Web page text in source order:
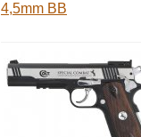
4,5mm BB